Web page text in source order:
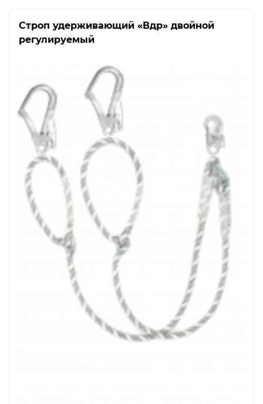
Строп удерживающий «Вдр» двойной
регулируемый